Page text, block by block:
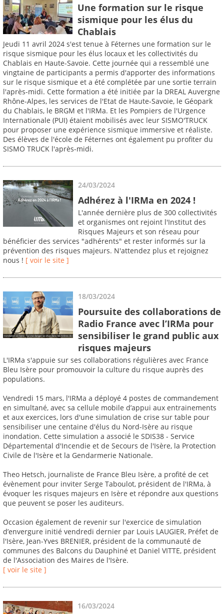
Une formation sur le risque
sismique pour les élus du
Chablais
Jeudi 11 avril 2024 s'est tenue à Féternes une formation sur le
risque sismique pour les élus locaux et les collectivités du
Chablais en Haute-Savoie. Cette journée qui a ressemblé une
vingtaine de participants a permis d'apporter des informations
sur le risque sismique et a été complétée par une sortie terrain
l'après-midi. Cette formation a été initiée par la DREAL Auvergne
Rhône-Alpes, les services de l'Etat de Haute-Savoie, le Géopark
du Chablais, le BRGM et l'IRMa. Et les Pompiers de l'Urgence
Internationale (PUI) étaient mobilisés avec leur SISMO'TRUCK
pour proposer une expérience sismique immersive et réaliste.
Des élèves de l'école de Féternes ont également pu profiter du
SISMO TRUCK l'après-midi.
24/03/2024
Adhérez à l'IRMa en 2024 !
L'année dernière plus de 300 collectivités
et organismes ont rejoint l'Institut des
Risques Majeurs et son réseau pour
bénéficier des services "adhérents" et rester informés sur la
prévention des risques majeurs. N'attendez plus et rejoignez
nous ! [ voir le site ]
18/03/2024
Poursuite des collaborations de
Radio France avec l’IRMa pour
sensibiliser le grand public aux
risques majeurs
L'IRMa s'appuie sur ses collaborations régulières avec France
Bleu Isère pour promouvoir la culture du risque auprès des
populations.
Vendredi 15 mars, l'IRMa a déployé 4 postes de commandement
en simultané, avec sa cellule mobile d’appui aux entrainements
et aux exercices, lors d'une simulation de crise sur table pour
sensibiliser une centaine d'élus du Nord-Isère au risque
inondation. Cette simulation a associé le SDIS38 - Service
Départemental d'Incendie et de Secours de l'Isère, la Protection
Civile de l'Isère et la Gendarmerie Nationale.
Theo Hetsch, journaliste de France Bleu Isère, a profité de cet
évènement pour inviter Serge Taboulot, président de l'IRMa, à
évoquer les risques majeurs en Isère et répondre aux questions
que peuvent se poser les auditeurs.
Occasion également de revenir sur l'exercice de simulation
d’envergure initié vendredi dernier par Louis LAUGIER, Préfet de
l'Isère, Jean-Yves BRENIER, président de la communauté de
communes des Balcons du Dauphiné et Daniel VITTE, président
de l'Association des Maires de l'Isère.
[ voir le site ]
16/03/2024